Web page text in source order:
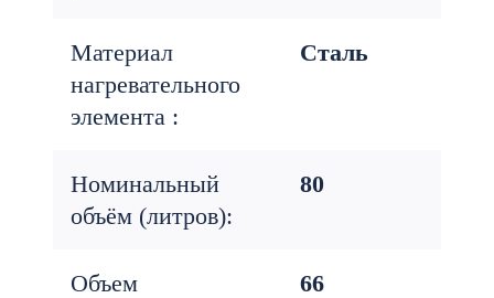
Материал
нагревательного
элемента :
Сталь
Номинальный
объём (литров):
80
Объем
66